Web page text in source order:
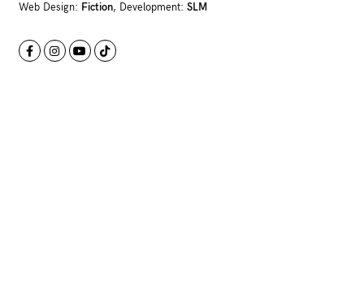
Web Design: Fiction, Development: SLM